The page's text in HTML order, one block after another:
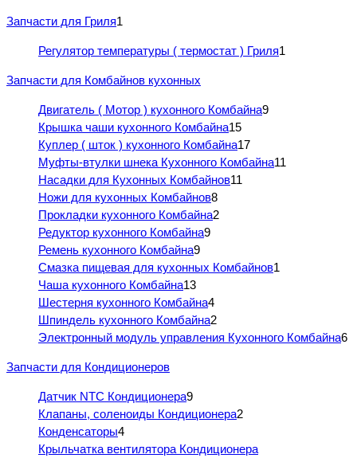
Запчасти для Гриля1
Регулятор температуры ( термостат ) Гриля1
Запчасти для Комбайнов кухонных
Двигатель ( Мотор ) кухонного Комбайна9
Крышка чаши кухонного Комбайна15
Куплер ( шток ) кухонного Комбайна17
Муфты-втулки шнека Кухонного Комбайна11
Насадки для Кухонных Комбайнов11
Ножи для кухонных Комбайнов8
Прокладки кухонного Комбайна2
Редуктор кухонного Комбайна9
Ремень кухонного Комбайна9
Смазка пищевая для кухонных Комбайнов1
Чаша кухонного Комбайна13
Шестерня кухонного Комбайна4
Шпиндель кухонного Комбайна2
Электронный модуль управления Кухонного Комбайна6
Запчасти для Кондиционеров
Датчик NTC Кондиционера9
Клапаны, соленоиды Кондиционера2
Конденсаторы4
Крыльчатка вентилятора Кондиционера